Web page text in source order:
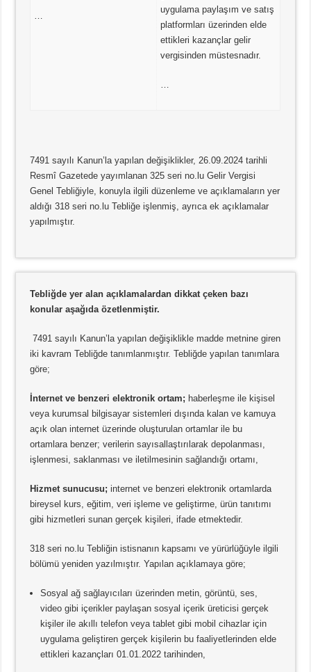
uygulama paylaşım ve satış
platformları üzerinden elde
ettikleri kazançlar gelir
vergisinden müstesnadır.
7491 sayılı Kanun’la yapılan değişiklikler, 26.09.2024 tarihli
Resmî Gazetede yayımlanan 325 seri no.lu Gelir Vergisi
Genel Tebliğiyle, konuyla ilgili düzenleme ve açıklamaların yer
aldığı 318 seri no.lu Tebliğe işlenmiş, ayrıca ek açıklamalar
yapılmıştır.
Tebliğde yer alan açıklamalardan dikkat çeken bazı
konular aşağıda özetlenmiştir.
7491 sayılı Kanun’la yapılan değişiklikle madde metnine giren
iki kavram Tebliğde tanımlanmıştır. Tebliğde yapılan tanımlara
göre;
İnternet ve benzeri elektronik ortam; haberleşme ile kişisel
veya kurumsal bilgisayar sistemleri dışında kalan ve kamuya
açık olan internet üzerinde oluşturulan ortamlar ile bu
ortamlara benzer; verilerin sayısallaştırılarak depolanması,
işlenmesi, saklanması ve iletilmesinin sağlandığı ortamı,
Hizmet sunucusu; internet ve benzeri elektronik ortamlarda
bireysel kurs, eğitim, veri işleme ve geliştirme, ürün tanıtımı
gibi hizmetleri sunan gerçek kişileri, ifade etmektedir.
318 seri no.lu Tebliğin istisnanın kapsamı ve yürürlüğüyle ilgili
bölümü yeniden yazılmıştır. Yapılan açıklamaya göre;
Sosyal ağ sağlayıcıları üzerinden metin, görüntü, ses,
video gibi içerikler paylaşan sosyal içerik üreticisi gerçek
kişiler ile akıllı telefon veya tablet gibi mobil cihazlar için
uygulama geliştiren gerçek kişilerin bu faaliyetlerinden elde
ettikleri kazançları 01.01.2022 tarihinden,